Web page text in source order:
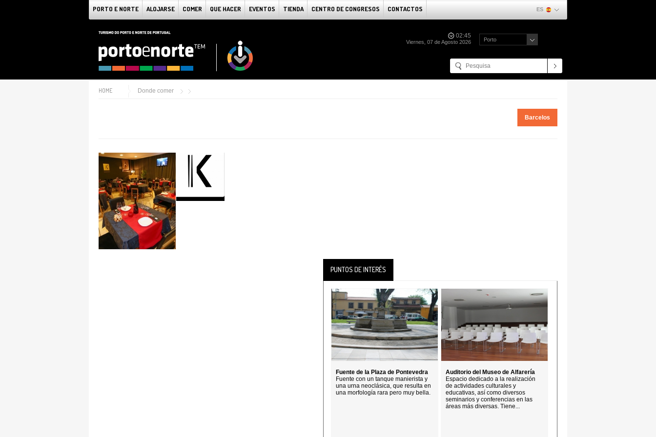
PORTO E NORTE ALOJARSE COMER QUE HACER EVENTOS TIENDA CENTRO DE CONGRESOS CONTACTOS ES
02:45
Viernes, 07 de Agosto 2026 Porto
HOME Donde comer
Barcelos
PUNTOS DE INTERÉS
Fuente de la Plaza de Pontevedra
Fuente con un tanque manierista y
una urna neoclásica, que resulta en
una morfología rara pero muy bella.
Auditorio del Museo de Alfarería
Espacio dedicado a la realización
de actividades culturales y
educativas, así como diversos
seminarios y conferencias en las
áreas más diversas. Tiene...